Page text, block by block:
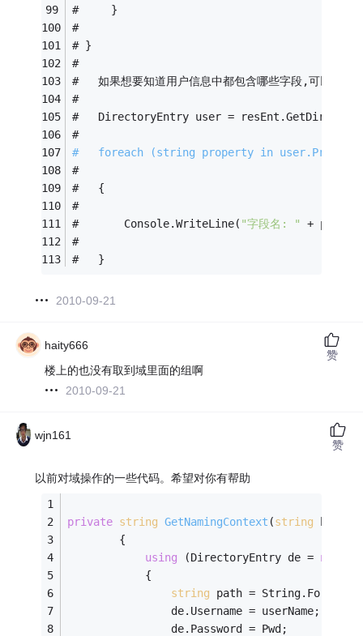
#     }
#
# }
#
#   如果想要知道用户信息中都包含哪些字段,可以
#
#   DirectoryEntry user =
#
#   foreach (string property in
#
#   {
#
#       Console.WriteLine( "字段名: "
+
#
#   }
2010-09-21
haity666
楼上的也没有取到域里面的组啊
2010-09-21
赞
wjn161
以前对域操作的一些代码。希望对你有帮助
private string GetNamingContext (string
        {
using (DirectoryEntry de = new
            {
string path = String.Format(
                de.Username = userName;
                de.Password = Pwd;
赞